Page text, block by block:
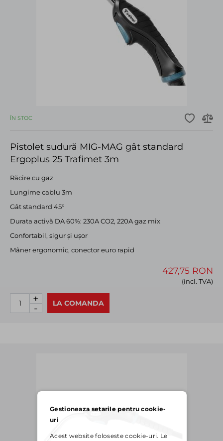
ÎN STOC
Pistolet sudură MIG-MAG gât standard
Ergoplus 25 Trafimet 3m
Răcire cu gaz
Lungime cablu 3m
Gât standard 45°
Durata activă DA 60%: 230A CO2, 220A gaz mix
Confortabil, sigur și ușor
Mâner ergonomic, conector euro rapid
427,75 RON
(incl. TVA)
LA COMANDA
+
-
Gestioneaza setarile pentru cookie-
uri
Acest website foloseste cookie-uri. Le